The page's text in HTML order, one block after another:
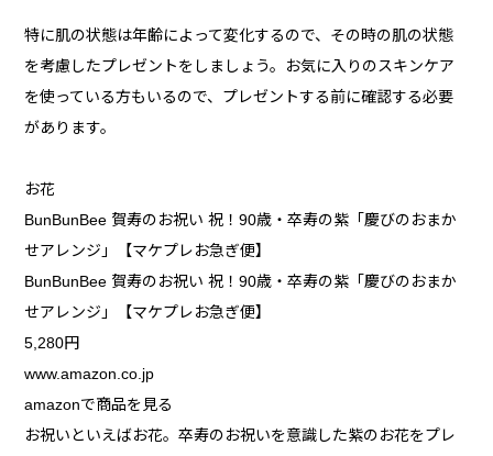
特に肌の状態は年齢によって変化するので、その時の肌の状態
を考慮したプレゼントをしましょう。お気に入りのスキンケア
を使っている方もいるので、プレゼントする前に確認する必要
があります。
お花
BunBunBee 賀寿のお祝い 祝！90歳・卒寿の紫「慶びのおまか
せアレンジ」【マケプレお急ぎ便】
BunBunBee 賀寿のお祝い 祝！90歳・卒寿の紫「慶びのおまか
せアレンジ」【マケプレお急ぎ便】
5,280円
www.amazon.co.jp
amazonで商品を見る
お祝いといえばお花。卒寿のお祝いを意識した紫のお花をプレ